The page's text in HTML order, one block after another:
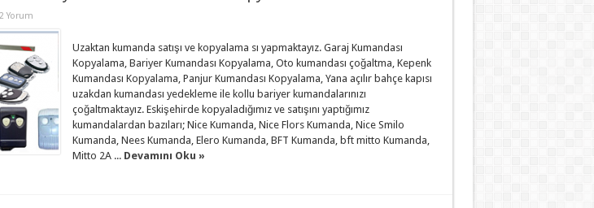
2 Yorum
Uzaktan kumanda satışı ve kopyalama sı yapmaktayız. Garaj Kumandası
Kopyalama, Bariyer Kumandası Kopyalama, Oto kumandası çoğaltma, Kepenk
Kumandası Kopyalama, Panjur Kumandası Kopyalama, Yana açılır bahçe kapısı
uzakdan kumandası yedekleme ile kollu bariyer kumandalarınızı
çoğaltmaktayız. Eskişehirde kopyaladığımız ve satışını yaptığımız
kumandalardan bazıları; Nice Kumanda, Nice Flors Kumanda, Nice Smilo
Kumanda, Nees Kumanda, Elero Kumanda, BFT Kumanda, bft mitto Kumanda,
Mitto 2A ... Devamını Oku »